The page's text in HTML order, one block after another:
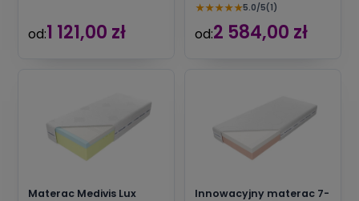
od:1 121,00 zł
★★★★★5.0/5(1)
od:2 584,00 zł
Materac Medivis Lux
Innowacyjny materac 7-